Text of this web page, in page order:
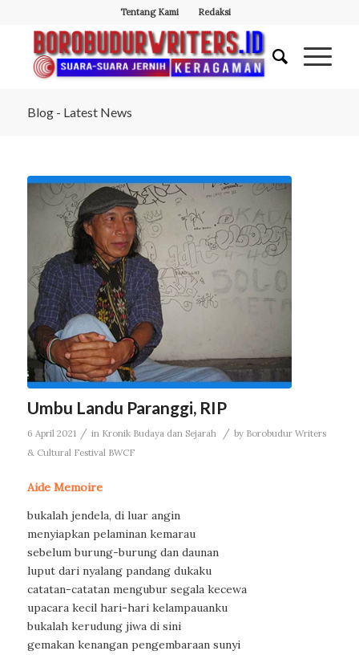
Tentang Kami Redaksi
Blog - Latest News
Umbu Landu Paranggi, RIP
6 April 2021 / in Kronik Budaya dan Sejarah / by Borobudur Writers
& Cultural Festival BWCF
Aide Memoire
bukalah jendela, di luar angin
menyiapkan pelaminan kemarau
sebelum burung-burung dan daunan
luput dari nyalang pandang dukaku
catatan-catatan mengubur segala kecewa
upacara kecil hari-hari kelampauanku
bukalah kerudung jiwa di sini
gemakan kenangan pengembaraan sunyi